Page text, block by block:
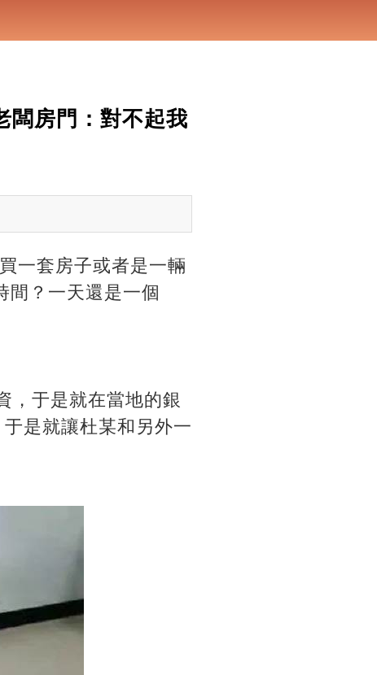
闆房門：對不起我
一套房子或者是一輛
間？一天還是一個
，于是就在當地的銀
是就讓杜某和另外一